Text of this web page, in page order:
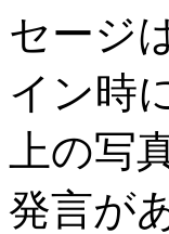
セージ
イン時
上の写
発言が